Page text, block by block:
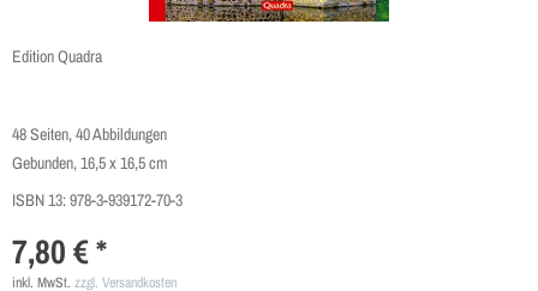
Edition Quadra
48 Seiten, 40 Abbildungen
Gebunden, 16,5 x 16,5 cm
ISBN 13:978-3-939172-70-3
7,80 € *
inkl. MwSt. zzgl. Versandkosten